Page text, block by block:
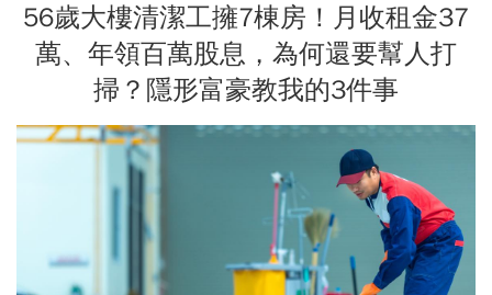
56歲大樓清潔工擁7棟房！月收租金37
萬、年領百萬股息，為何還要幫人打
掃？隱形富豪教我的3件事